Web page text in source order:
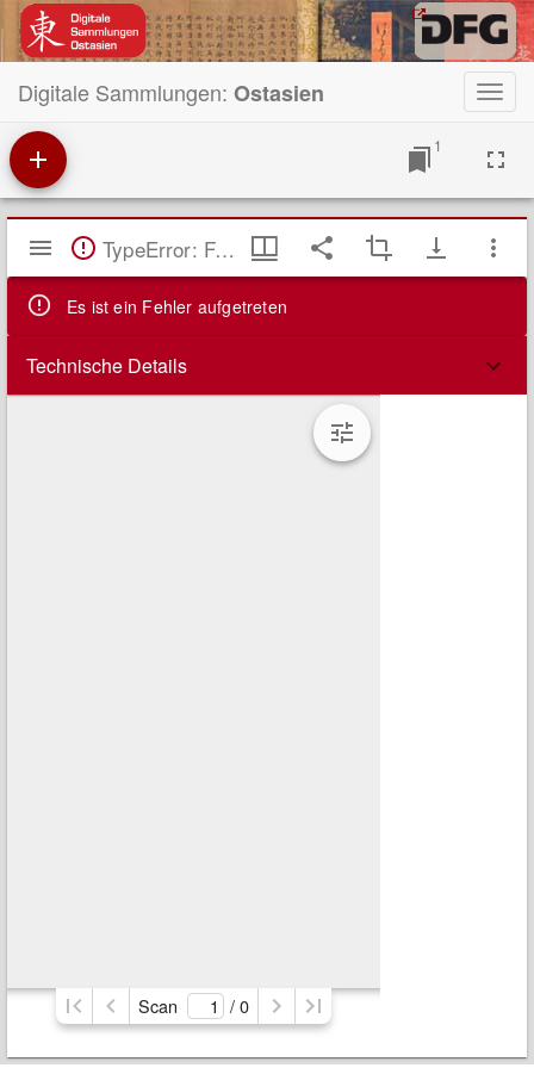
Digitale Sammlungen: Ostasien
1
Mirador
Viewer TypeError: Failed to fetch
Es ist ein Fehler aufgetreten
Technische Details
Scan / 0